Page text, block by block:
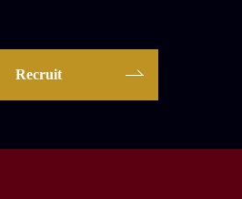
Recruit